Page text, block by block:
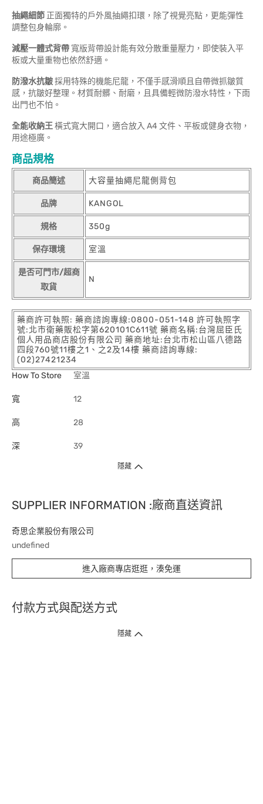
抽繩細節 正面獨特的戶外風抽繩扣環，除了視覺亮點，更能彈性
調整包身輪廓。
減壓一體式背帶 寬版背帶設計能有效分散重量壓力，即使裝入平
板或大量重物也依然舒適。
防潑水抗皺採用特殊的機能尼龍，不僅手感滑順且自帶微抓皺質
感，抗皺好整理。材質耐髒、耐磨，且具備輕微防潑水特性，下雨
出門也不怕。
全能收納王橫式寬大開口，適合放入 A4 文件、平板或健身衣物，
用途極廣。
商品規格
商品簡述 大容量抽繩尼龍側背包
品牌 KANGOL
規格 350g
保存環境 室溫
是否可門市/超商
取貨
N
藥商許可執照: 藥商諮詢專線:0800-051-148 許可執照字
號:北市衛藥販松字第620101C611號 藥商名稱:台灣屈臣氏
個人用品商店股份有限公司 藥商地址:台北市松山區八德路
四段760號11樓之1、之2及14樓 藥商諮詢專線:
(02)27421234
How To Store
室溫
寬 12
高 28
深 39
隱藏
SUPPLIER INFORMATION :廠商直送資訊
奇思企業股份有限公司
undefined
進入廠商專店逛逛，湊免運
付款方式與配送方式
隱藏